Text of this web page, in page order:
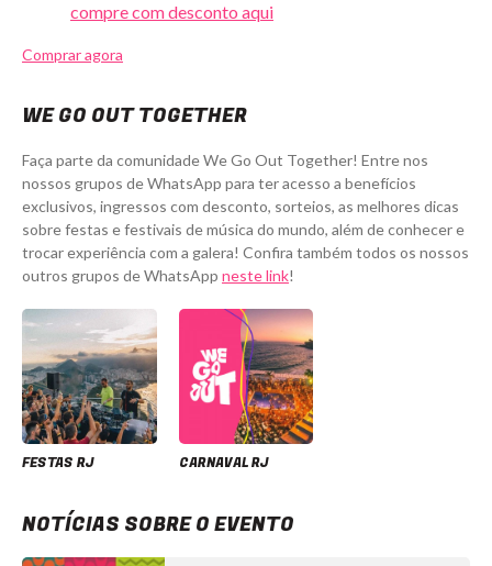
compre com desconto aqui
Comprar agora
WE GO OUT TOGETHER
Faça parte da comunidade We Go Out Together! Entre nos
nossos grupos de WhatsApp para ter acesso a benefícios
exclusivos, ingressos com desconto, sorteios, as melhores dicas
sobre festas e festivais de música do mundo, além de conhecer e
trocar experiência com a galera! Confira também todos os nossos
outros grupos de WhatsApp neste link!
FESTAS RJ CARNAVAL RJ
NOTÍCIAS SOBRE O EVENTO